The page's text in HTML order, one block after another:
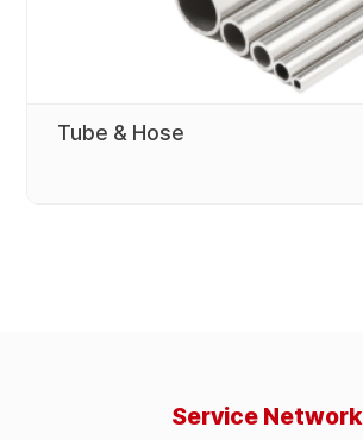
Tube & Hose
Service Network